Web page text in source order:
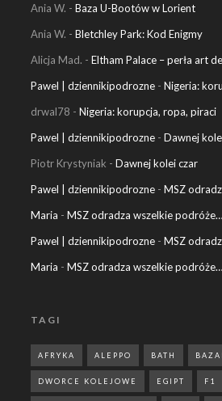
Ania W. - Baza U-Bootów w Lorient
Ania W. - Bletchley Park: Kod Enigmy
Alicja Mad. - Eltham Palace – perła art
Pawel | dziennikipodrozne - Nigeria:
drwal78 - Nigeria: korupcja, ropa, piraci
Pawel | dziennikipodrozne - Dawnej
Piotr Krystyniak - Dawnej kolei czar
Pawel | dziennikipodrozne - MSZ
Maria - MSZ odradza wszelkie podróże…
Pawel | dziennikipodrozne - MSZ
Maria - MSZ odradza wszelkie podróże…
TAGI
AFRYKA ALEPPO BATH
DWORCE KOLEJOWE EGIPT F1